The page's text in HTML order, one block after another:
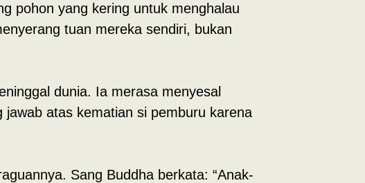
pohon yang kering untuk menghalau
tuan mereka sendiri, bukan
dunia. Ia merasa menyesal
atas kematian si pemburu karena
Sang Buddha berkata: “Anak-